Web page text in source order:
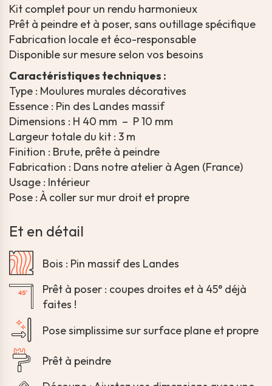
Kit complet pour un rendu harmonieux
Prêt à peindre et à poser, sans outillage spécifique
Fabrication locale et éco-responsable
Disponible sur mesure selon vos besoins
Caractéristiques techniques :
Type : Moulures murales décoratives
Essence : Pin des Landes massif
Dimensions : H 40 mm – P 10 mm
Largeur totale du kit : 3 m
Finition : Brute, prête à peindre
Fabrication : Dans notre atelier à Agen (France)
Usage : Intérieur
Pose : À coller sur mur droit et propre
Et en détail
Bois : Pin massif des Landes
Prêt à poser : coupes droites et à 45° déjà
faites !
Pose simplissime sur surface plane et propre
Prêt à peindre